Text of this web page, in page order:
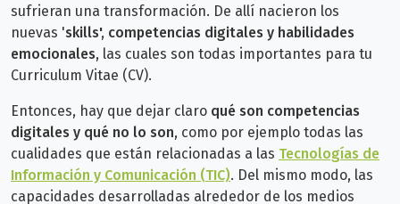
sufrieran una transformación. De allí nacieron los
nuevas 'skills', competencias digitales y habilidades
emocionales, las cuales son todas importantes para tu
Curriculum Vitae (CV).
Entonces, hay que dejar claro qué son competencias
digitales y qué no lo son, como por ejemplo todas las
cualidades que están relacionadas a las Tecnologías de
Información y Comunicación (TIC). Del mismo modo, las
capacidades desarrolladas alrededor de los medios